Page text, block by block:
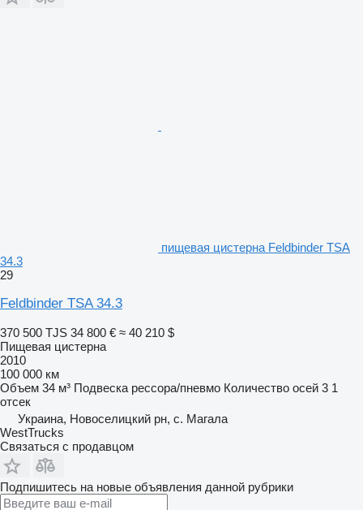
пищевая цистерна Feldbinder TSA
34.3
29
Feldbinder TSA 34.3
370 500 TJS 34 800 € ≈ 40 210 $
Пищевая цистерна
2010
100 000 км
Объем 34 м³ Подвеска рессора/пневмо Количество осей 3 1
отсек
Украина, Новоселицкий рн, с. Магала
WestTrucks
Связаться с продавцом
Подпишитесь на новые объявления данной рубрики